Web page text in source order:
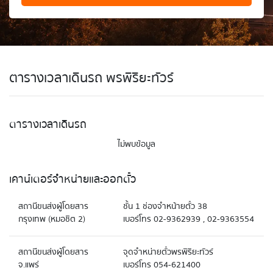
ตารางเวลาเดินรถ พรพิริยะทัวร์
ตารางเวลาเดินรถ
ไม่พบข้อมูล
เคาน์เตอร์จำหน่ายและออกตั๋ว
สถานีขนส่งผู้โดยสาร
กรุงเทพ (หมอชิต 2)
ชั้น 1 ช่องจำหน้ายตั๋ว 38
เบอร์โทร 02-9362939 , 02-9363554
สถานีขนส่งผู้โดยสาร
จ.แพร่
จุดจำหน่ายตั๋วพรพิริยะทัวร์
เบอร์โทร 054-621400